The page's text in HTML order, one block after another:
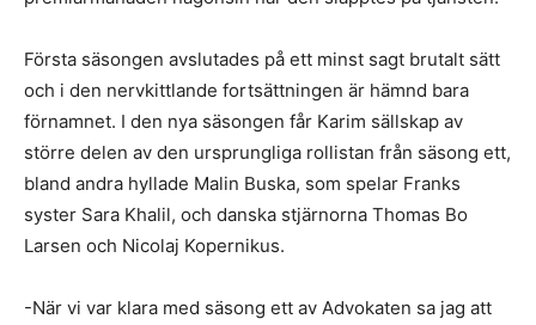
Första säsongen avslutades på ett minst sagt brutalt sätt
och i den nervkittlande fortsättningen är hämnd bara
förnamnet. I den nya säsongen får Karim sällskap av
större delen av den ursprungliga rollistan från säsong ett,
bland andra hyllade Malin Buska, som spelar Franks
syster Sara Khalil, och danska stjärnorna Thomas Bo
Larsen och Nicolaj Kopernikus.
-När vi var klara med säsong ett av Advokaten sa jag att